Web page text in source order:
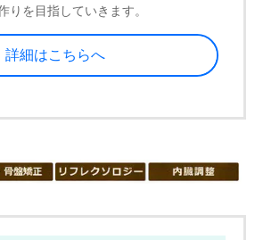
りを目指していきます。
詳細はこちらへ